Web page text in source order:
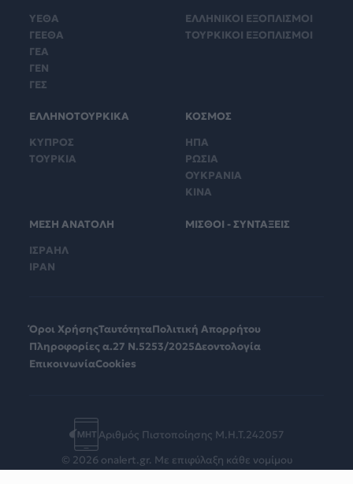
ΥΕΘΑ
ΓΕΕΘΑ
ΓΕΑ
ΓΕΝ
ΓΕΣ
ΕΛΛΗΝΙΚΟΙ ΕΞΟΠΛΙΣΜΟΙ
ΤΟΥΡΚΙΚΟΙ ΕΞΟΠΛΙΣΜΟΙ
ΕΛΛΗΝΟΤΟΥΡΚΙΚΑ
ΚΥΠΡΟΣ
ΤΟΥΡΚΙΑ
ΚΟΣΜΟΣ
ΗΠΑ
ΡΩΣΙΑ
ΟΥΚΡΑΝΙΑ
ΚΙΝΑ
ΜΕΣΗ ΑΝΑΤΟΛΗ
ΙΣΡΑΗΛ
ΙΡΑΝ
ΜΙΣΘΟΙ - ΣΥΝΤΑΞΕΙΣ
Όροι ΧρήσηςΤαυτότηταΠολιτική Απορρήτου
Πληροφορίες α.27 Ν.5253/2025Δεοντολογία
ΕπικοινωνίαCookies
Αριθμός Πιστοποίησης Μ.Η.Τ.242057
© 2026 onalert.gr. Με επιφύλαξη κάθε νομίμου